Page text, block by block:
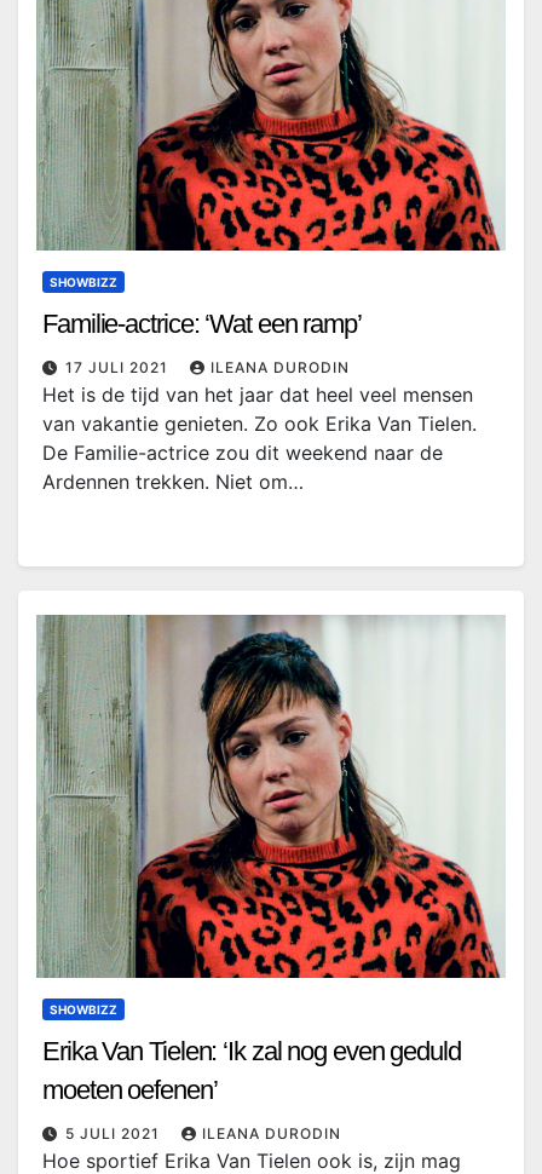
SHOWBIZZ
Familie-actrice: ‘Wat een ramp’
17 JULI 2021 ILEANA DURODIN
Het is de tijd van het jaar dat heel veel mensen
van vakantie genieten. Zo ook Erika Van Tielen.
De Familie-actrice zou dit weekend naar de
Ardennen trekken. Niet om…
SHOWBIZZ
Erika Van Tielen: ‘Ik zal nog even geduld
moeten oefenen’
5 JULI 2021 ILEANA DURODIN
Hoe sportief Erika Van Tielen ook is, zijn mag